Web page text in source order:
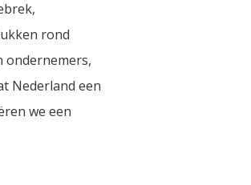
rond
ondernemers,
Nederland een
we een